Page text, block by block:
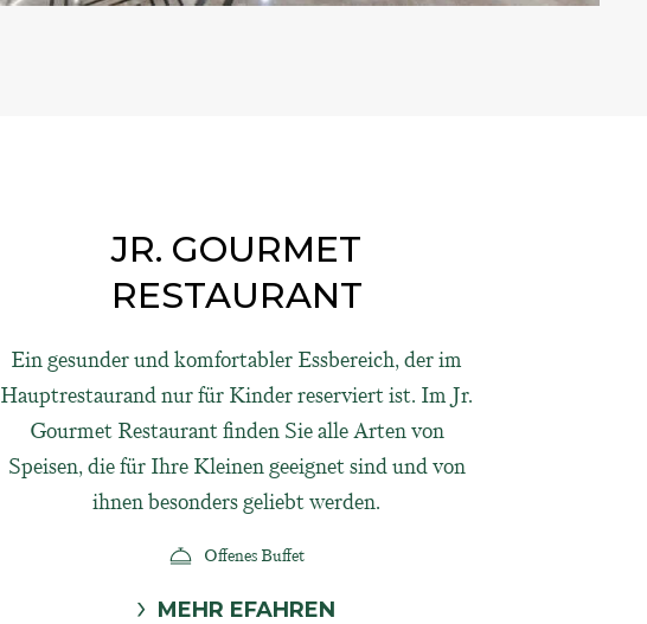
JR. GOURMET
RESTAURANT
Ein gesunder und komfortabler Essbereich, der im
Hauptrestaurand nur für Kinder reserviert ist. Im Jr.
Gourmet Restaurant finden Sie alle Arten von
Speisen, die für Ihre Kleinen geeignet sind und von
ihnen besonders geliebt werden.
Offenes Buffet
MEHR EFAHREN